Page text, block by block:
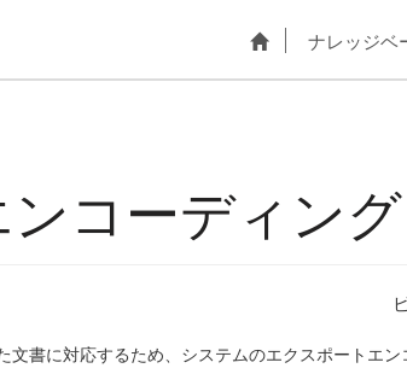
ナレッジベ
コーディン
書に対応するため、システムのエクスポートエン